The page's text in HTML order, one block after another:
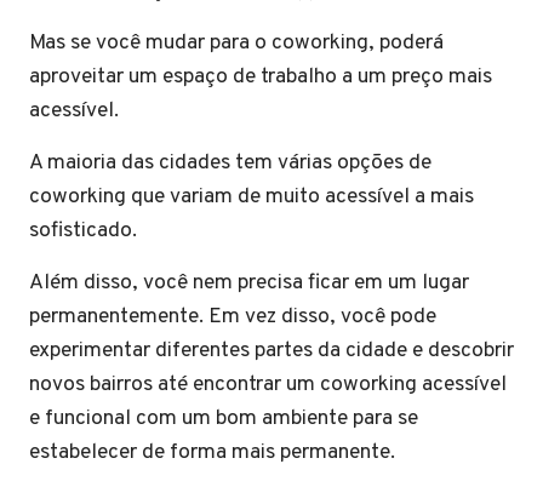
Mas se você mudar para o coworking, poderá
aproveitar um espaço de trabalho a um preço mais
acessível.
A maioria das cidades tem várias opções de
coworking que variam de muito acessível a mais
sofisticado.
Além disso, você nem precisa ficar em um lugar
permanentemente. Em vez disso, você pode
experimentar diferentes partes da cidade e descobrir
novos bairros até encontrar um coworking acessível
e funcional com um bom ambiente para se
estabelecer de forma mais permanente.